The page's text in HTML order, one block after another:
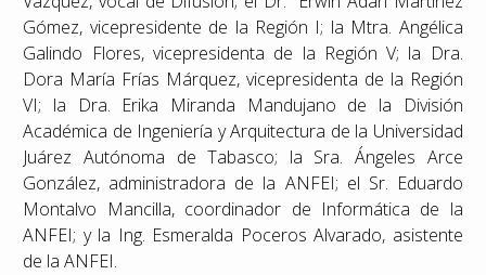
Gómez, vicepresidente de la Región I; la Mtra. Angélica
Galindo Flores, vicepresidenta de la Región V; la Dra.
Dora María Frías Márquez, vicepresidenta de la Región
VI; la Dra. Erika Miranda Mandujano de la División
Académica de Ingeniería y Arquitectura de la Universidad
Juárez Autónoma de Tabasco; la Sra. Ángeles Arce
González, administradora de la ANFEI; el Sr. Eduardo
Montalvo Mancilla, coordinador de Informática de la
ANFEI; y la Ing. Esmeralda Poceros Alvarado, asistente
de la ANFEI.